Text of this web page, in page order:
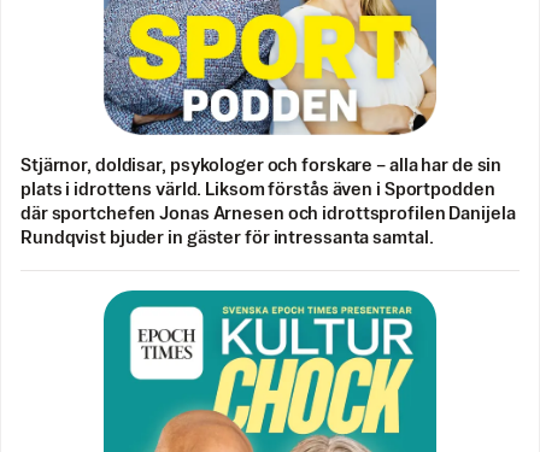
Stjärnor, doldisar, psykologer och forskare – alla har de sin
plats i idrottens värld. Liksom förstås även i Sportpodden
där sportchefen Jonas Arnesen och idrottsprofilen Danijela
Rundqvist bjuder in gäster för intressanta samtal.